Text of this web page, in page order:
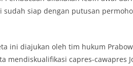
sudah siap dengan putusan
ini diajukan oleh tim hukum
mendiskualifikasi capres-cawapres